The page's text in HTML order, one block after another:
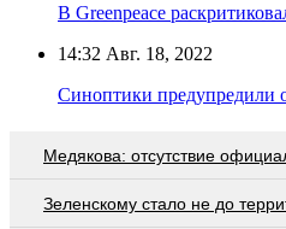
В Greenpeace
14:32 Авг. 18, 2022
Синоптики предупредили
Медякова: отсутствие
Зеленскому стало не до